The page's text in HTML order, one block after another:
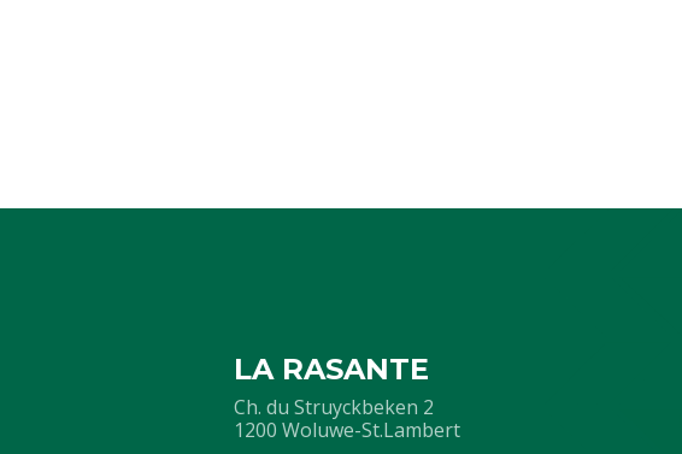
LA RASANTE
Ch. du Struyckbeken 2
1200 Woluwe-St.Lambert